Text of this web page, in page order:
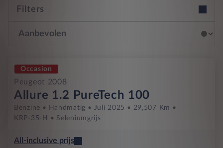
Filters
Occasion
Peugeot 2008
Allure 1.2 PureTech 100
Benzine Handmatig Juli 2025
29,507 Km
KRP-35-H
Seleniumgrijs
All-inclusive prijs